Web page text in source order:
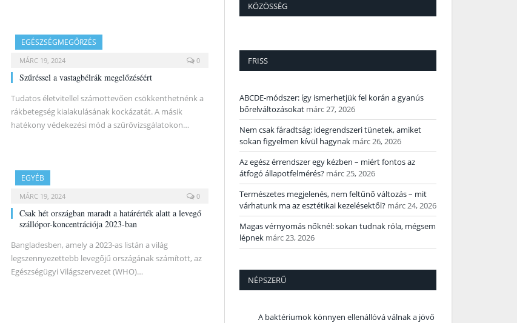
EGÉSZSÉGMEGŐRZÉS
MÁRC 19, 2024 0
Szűréssel a vastagbélrák megelőzéséért
Tudatos életvitellel számottevően csökkenthetnénk a
rákbetegség kialakulásának kockázatát. A másik
hatékony védekezési mód a szűrővizsgálatokon…
EGYÉB
MÁRC 19, 2024 0
Csak hét országban maradt a határérték alatt a levegő
szállópor-koncentrációja 2023-ban
Bangladesben, amely a 2023-as listán a világ
legszennyezettebb levegőjű országának számított, az
Egészségügyi Világszervezet (WHO)…
KÖZÖSSÉG
FRISS
ABCDE‑módszer: így ismerhetjük fel korán a gyanús
bőrelváltozásokat márc 27, 2026
Nem csak fáradtság: idegrendszeri tünetek, amiket
sokan figyelmen kívül hagynak márc 26, 2026
Az egész érrendszer egy kézben – miért fontos az
átfogó állapotfelmérés? márc 25, 2026
Természetes megjelenés, nem feltűnő változás – mit
várhatunk ma az esztétikai kezelésektől? márc 24, 2026
Magas vérnyomás nőknél: sokan tudnak róla, mégsem
lépnek márc 23, 2026
NÉPSZERŰ
A baktériumok könnyen ellenállóvá válnak a jövő